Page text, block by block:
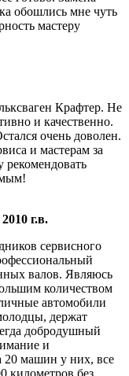
обошлись мне чуть
мастеру
Крафтер. Не
и качественно.
очень доволен.
и мастерам за
рекомендовать
г.в.
сервисного
валов. Являюсь
количеством
автомобили
держат
добродушный
и
20 машин у них, все